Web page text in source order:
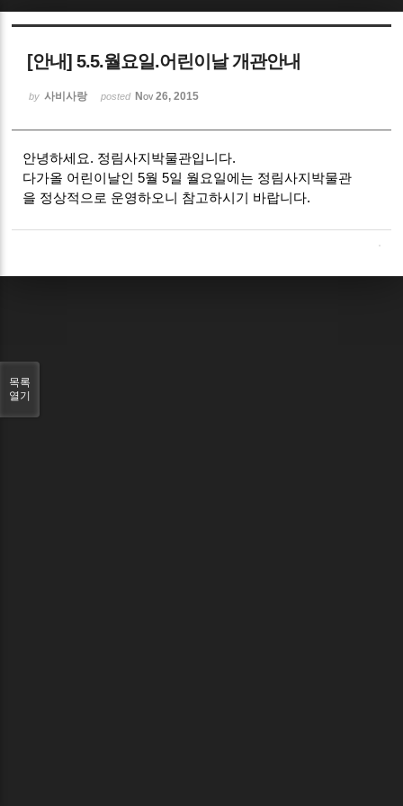
[안내] 5.5.월요일.어린이날 개관안내
by 사비사랑 posted Nov 26, 2015
안녕하세요. 정림사지박물관입니다.
다가올 어린이날인 5월 5일 월요일에는 정림사지박물관
을 정상적으로 운영하오니 참고하시기 바랍니다.
목록
열기
Sketchbook5, 스케치북5
Sketchbook5, 스케치북5